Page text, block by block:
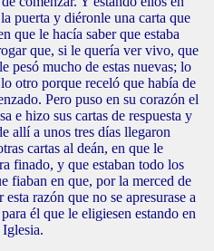
puerta y diéronle una carta que
que le hacía saber que estaba
que, si le quería ver vivo, que
pesó mucho de estas nuevas; lo
otro porque receló que había de
Pero puso en su corazón el
e hizo sus cartas de respuesta y
allí a unos tres días llegaron
cartas al deán, en que le
finado, y que estaban todo los
fiaban en que, por la merced de
razón que no se apresurase a
él que le eligiesen estando en